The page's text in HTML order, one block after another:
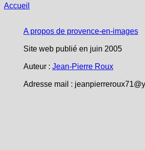
Accueil
A propos de provence-en-images
Site web publié en juin 2005
Auteur : Jean-Pierre Roux
Adresse mail :